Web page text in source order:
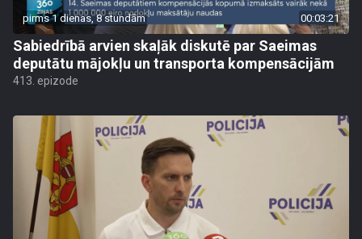
pirms 1 dienas, 8 stundām 00:03:21
Sabiedrībā arvien skaļāk diskutē par Saeimas
deputātu mājokļu un transporta kompensācijām
413. epizode